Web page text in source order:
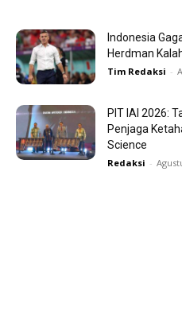
Indonesia
Herdman
Tim Redaksi -
PIT IAI 2026:
Penjaga
Science
Redaksi -